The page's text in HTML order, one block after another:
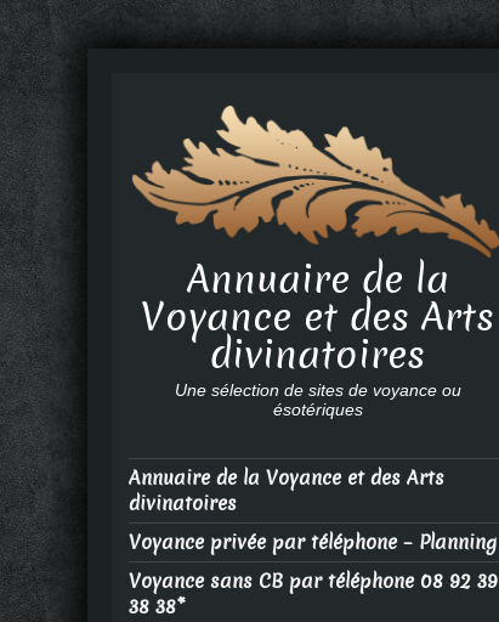
Annuaire de la
Voyance et des Arts
divinatoires
Une sélection de sites de voyance ou
ésotériques
Annuaire de la Voyance et des Arts
divinatoires
Voyance privée par téléphone – Planning
Voyance sans CB par téléphone 08 92 39
38 38*